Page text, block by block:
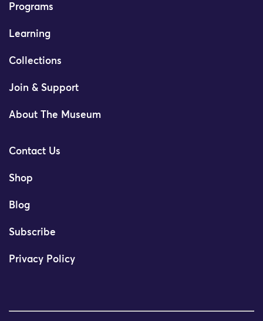
Programs
Learning
Collections
Join & Support
About The Museum
Contact Us
Shop
Blog
Subscribe
Privacy Policy